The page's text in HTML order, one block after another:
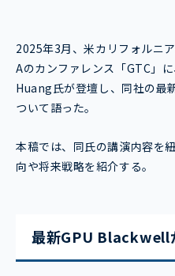
2025年3月、米カリフォルニ
Aのカンファレンス「GTC」
Huang氏が登壇し、同社の最
ついて語った。
本稿では、同氏の講演内容を
向や将来戦略を紹介する。
最新GPU Blackwell